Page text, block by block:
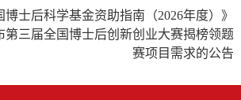
博士后科学基金资助指南（2026年度）》
第三届全国博士后创新创业大赛揭榜领题
赛项目需求的公告